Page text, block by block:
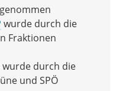
wurde durch die
Fraktionen
wurde durch die
und SPÖ